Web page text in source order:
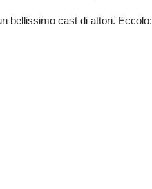
bellissimo cast di attori. Eccolo: